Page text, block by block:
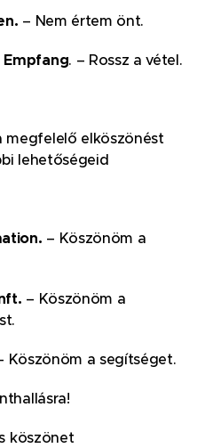
– Nem értem önt.
Empfang. – Rossz a vétel.
elköszönést
lehetőségeid
– Köszönöm a
– Köszönöm a
Köszönöm a segítséget.
köszönet